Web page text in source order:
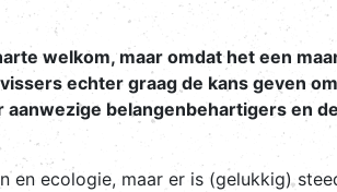
welkom, maar omdat het een
echter graag de kans geven
belangenbehartigers en de
en ecologie, maar er is (gelukkig)